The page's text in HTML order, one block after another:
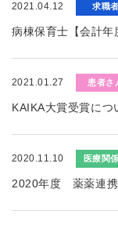
2021.04.12 求職
病棟保育士【会計
2021.01.27 患者さ
KAIKA大賞受賞につ
2020.11.10 医療関
2020年度 薬薬連携